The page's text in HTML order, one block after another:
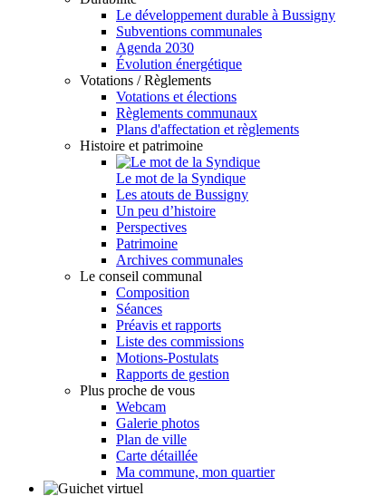
Le développement durable à Bussigny
Subventions communales
Agenda 2030
Évolution énergétique
Votations / Règlements
Votations et élections
Règlements communaux
Plans d'affectation et règlements
Histoire et patrimoine
Le mot de la Syndique
Les atouts de Bussigny
Un peu d’histoire
Perspectives
Patrimoine
Archives communales
Le conseil communal
Composition
Séances
Préavis et rapports
Liste des commissions
Motions-Postulats
Rapports de gestion
Plus proche de vous
Webcam
Galerie photos
Plan de ville
Carte détaillée
Ma commune, mon quartier